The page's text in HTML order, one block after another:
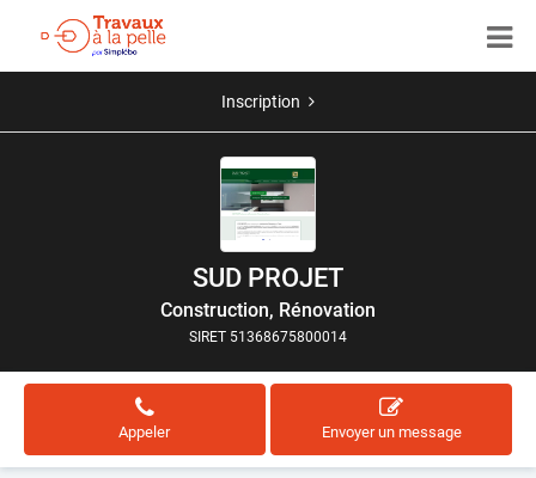
Inscription
SUD PROJET
Construction, Rénovation
SIRET 51368675800014
Appeler Envoyer un message